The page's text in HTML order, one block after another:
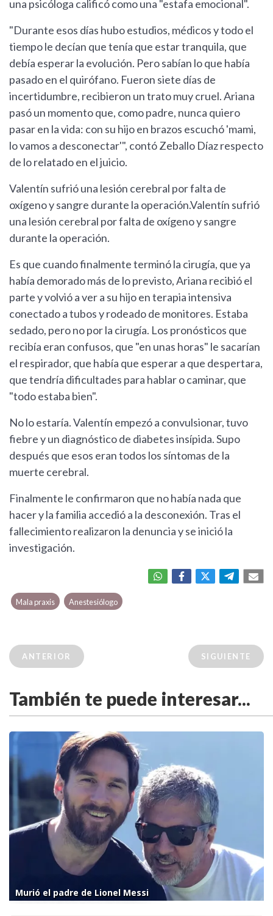
una psicóloga calificó como una "estafa emocional".
"Durante esos días hubo estudios, médicos y todo el
tiempo le decían que tenía que estar tranquila, que
debía esperar la evolución. Pero sabían lo que había
pasado en el quirófano. Fueron siete días de
incertidumbre, recibieron un trato muy cruel. Ariana
pasó un momento que, como padre, nunca quiero
pasar en la vida: con su hijo en brazos escuchó 'mami,
lo vamos a desconectar'", contó Zeballo Díaz respecto
de lo relatado en el juicio.
Valentín sufrió una lesión cerebral por falta de
oxígeno y sangre durante la operación.Valentín sufrió
una lesión cerebral por falta de oxígeno y sangre
durante la operación.
Es que cuando finalmente terminó la cirugía, que ya
había demorado más de lo previsto, Ariana recibió el
parte y volvió a ver a su hijo en terapia intensiva
conectado a tubos y rodeado de monitores. Estaba
sedado, pero no por la cirugía. Los pronósticos que
recibía eran confusos, que "en unas horas" le sacarían
el respirador, que había que esperar a que despertara,
que tendría dificultades para hablar o caminar, que
"todo estaba bien".
No lo estaría. Valentín empezó a convulsionar, tuvo
fiebre y un diagnóstico de diabetes insípida. Supo
después que esos eran todos los síntomas de la
muerte cerebral.
Finalmente le confirmaron que no había nada que
hacer y la familia accedió a la desconexión. Tras el
fallecimiento realizaron la denuncia y se inició la
investigación.
Mala praxis Anestesiólogo
ANTERIOR SIGUIENTE
También te puede interesar...
Murió el padre de Lionel Messi